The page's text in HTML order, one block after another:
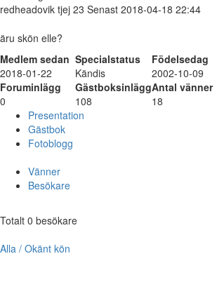
redheadovik tjej 23 Senast 2018-04-18 22:44
äru skön elle?
Medlem sedan Specialstatus
Födelsedag
2018-01-22
Kändis
2002-10-09
Foruminlägg
GästboksinläggAntal vänner
0
108
18
Presentation
Gästbok
Fotoblogg
Vänner
Besökare
Totalt 0 besökare
Alla / Okänt kön